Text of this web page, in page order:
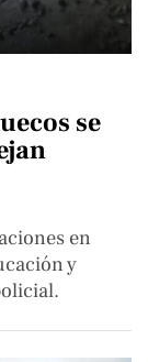
se
en
y